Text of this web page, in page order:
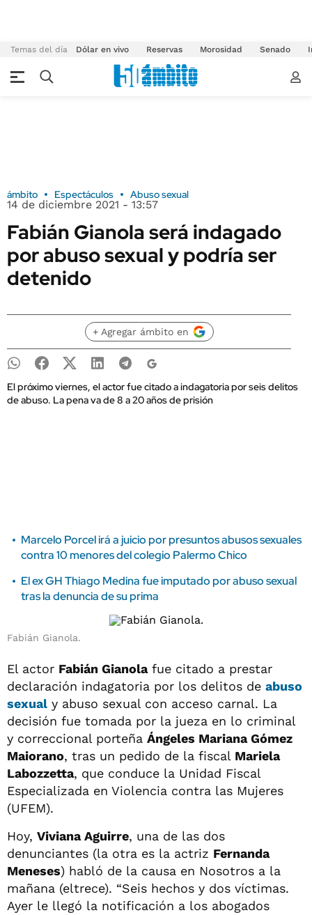
Temas del día Dólar en vivo Reservas Morosidad Senado
ámbito Espectáculos Abuso sexual
14 de diciembre 2021 - 13:57
Fabián Gianola será indagado
por abuso sexual y podría ser
detenido
+ Agregar ámbito en
El próximo viernes, el actor fue citado a indagatoria por seis delitos
de abuso. La pena va de 8 a 20 años de prisión
Marcelo Porcel irá a juicio por presuntos abusos sexuales
contra 10 menores del colegio Palermo Chico
El ex GH Thiago Medina fue imputado por abuso sexual
tras la denuncia de su prima
Fabián Gianola.
El actor Fabián Gianolafue citado a prestar
declaración indagatoria por los delitos de abuso
sexual y abuso sexual con acceso carnal. La
decisión fue tomada por la jueza en lo criminal
y correccional porteña Ángeles Mariana Gómez
Maiorano, tras un pedido de la fiscal Mariela
Labozzetta, que conduce la Unidad Fiscal
Especializada en Violencia contra las Mujeres
(UFEM).
Hoy, Viviana Aguirre, una de las dos
denunciantes (la otra es la actriz Fernanda
Meneses) habló de la causa en Nosotros a la
mañana (eltrece). “Seis hechos y dos víctimas.
Ayer le llegó la notificación a los abogados